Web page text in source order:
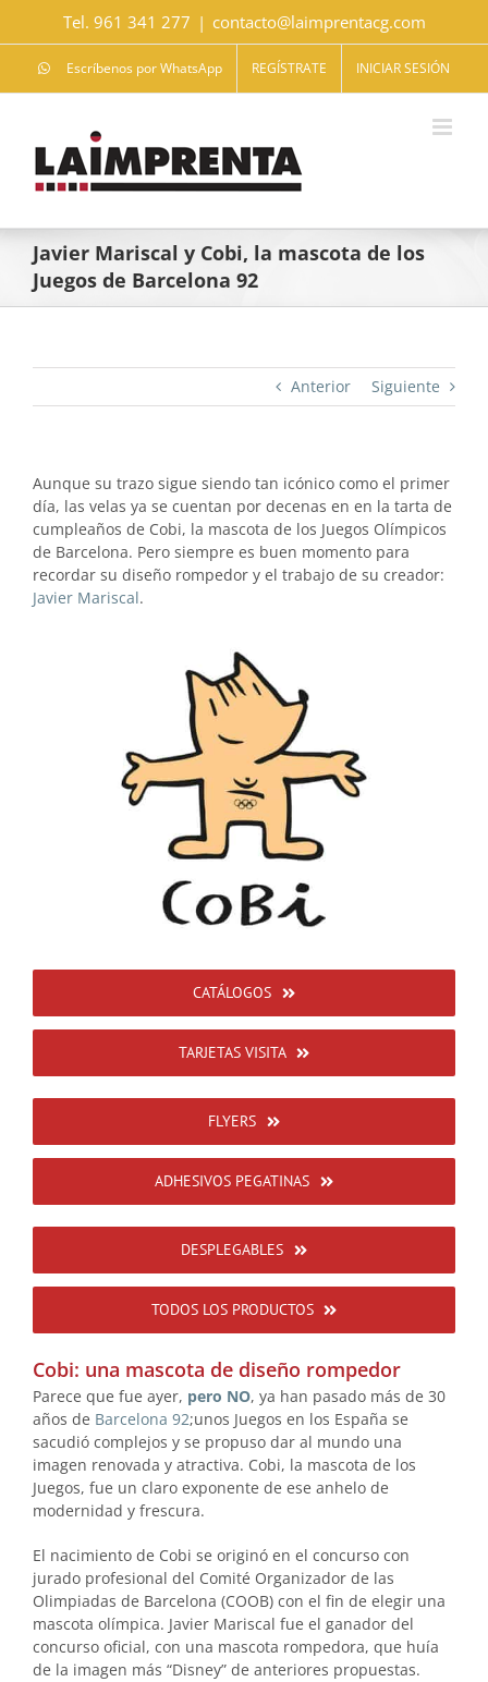
Tel. 961 341 277 | contacto@laimprentacg.com
Escríbenos por WhatsApp REGÍSTRATE INICIAR SESIÓN
Javier Mariscal y Cobi, la mascota de los
Juegos de Barcelona 92
Anterior Siguiente
Aunque su trazo sigue siendo tan icónico como el primer
día, las velas ya se cuentan por decenas en en la tarta de
cumpleaños de Cobi, la mascota de los Juegos Olímpicos
de Barcelona. Pero siempre es buen momento para
recordar su diseño rompedor y el trabajo de su creador:
Javier Mariscal.
CATÁLOGOS
TARJETAS VISITA
FLYERS
ADHESIVOS PEGATINAS
DESPLEGABLES
TODOS LOS PRODUCTOS
Cobi: una mascota de diseño rompedor
Parece que fue ayer, pero NO, ya han pasado más de 30
años de Barcelona 92;unos Juegos en los España se
sacudió complejos y se propuso dar al mundo una
imagen renovada y atractiva. Cobi, la mascota de los
Juegos, fue un claro exponente de ese anhelo de
modernidad y frescura.
El nacimiento de Cobi se originó en el concurso con
jurado profesional del Comité Organizador de las
Olimpiadas de Barcelona (COOB) con el fin de elegir una
mascota olímpica. Javier Mariscal fue el ganador del
concurso oficial, con una mascota rompedora, que huía
de la imagen más “Disney” de anteriores propuestas.